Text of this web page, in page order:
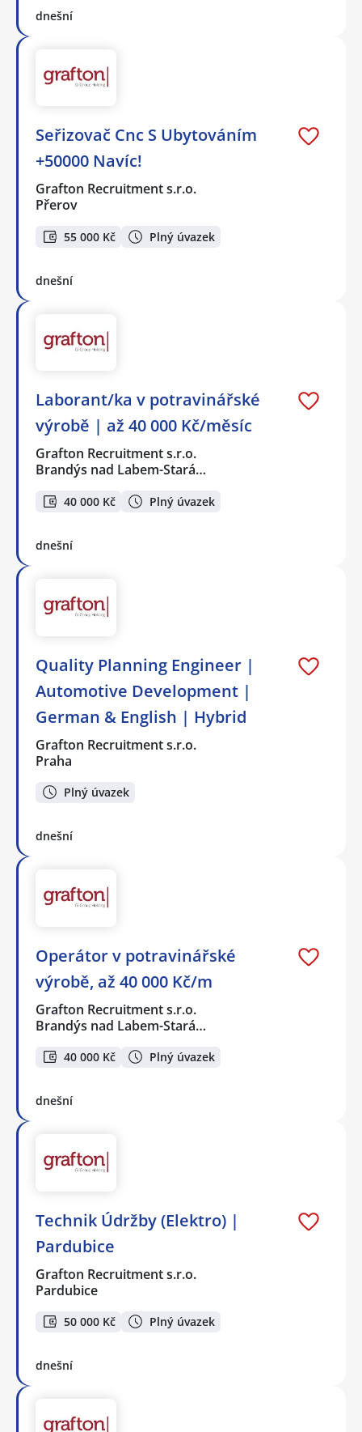
dnešní
Seřizovač Cnc S Ubytováním
+50000 Navíc!
Grafton Recruitment s.r.o.
Přerov
55 000 Kč Plný úvazek
dnešní
Laborant/ka v potravinářské
výrobě | až 40 000 Kč/měsíc
Grafton Recruitment s.r.o.
Brandýs nad Labem-Stará…
40 000 Kč Plný úvazek
dnešní
Quality Planning Engineer |
Automotive Development |
German & English | Hybrid
Grafton Recruitment s.r.o.
Praha
Plný úvazek
dnešní
Operátor v potravinářské
výrobě, až 40 000 Kč/m
Grafton Recruitment s.r.o.
Brandýs nad Labem-Stará…
40 000 Kč Plný úvazek
dnešní
Technik Údržby (Elektro) |
Pardubice
Grafton Recruitment s.r.o.
Pardubice
50 000 Kč Plný úvazek
dnešní